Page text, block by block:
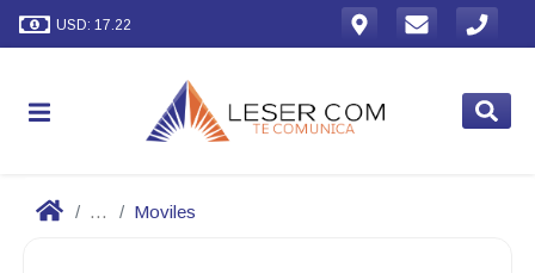
USD: 17.22
... Moviles